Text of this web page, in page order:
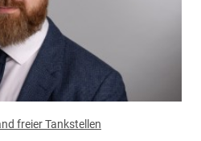
freier Tankstellen